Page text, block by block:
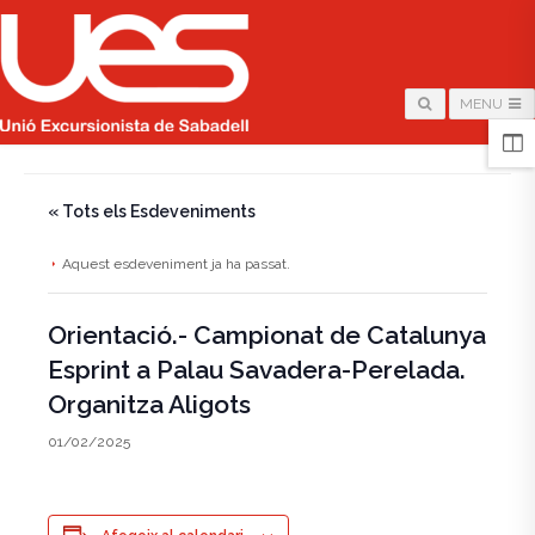
MENU
« Tots els Esdeveniments
Aquest esdeveniment ja ha passat.
Orientació.- Campionat de Catalunya
Esprint a Palau Savadera-Perelada.
Organitza Aligots
01/02/2025